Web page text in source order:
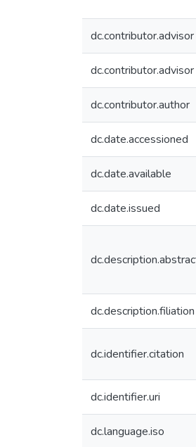
dc.contributor.advisor
dc.contributor.advisor
dc.contributor.author
dc.date.accessioned
dc.date.available
dc.date.issued
dc.description.filiation
dc.identifier.citation
dc.identifier.uri
dc.language.iso